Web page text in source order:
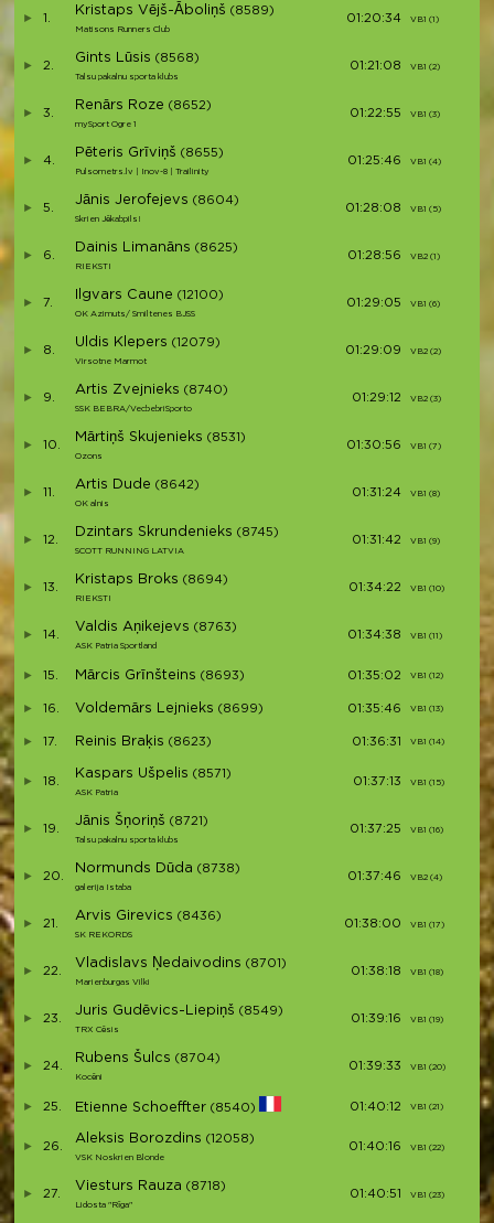
1.
Kristaps Vējš-Āboliņš (8589)
Matisons Runners Club
01:20:34 VB1 (1)
2.
Gints Lūsis (8568)
Talsu pakalnu sporta klubs
01:21:08 VB1 (2)
3.
Renārs Roze (8652)
mySport Ogre 1
01:22:55 VB1 (3)
4.
Pēteris Grīviņš (8655)
Pulsometrs.lv | Inov-8 | Trailinity
01:25:46 VB1 (4)
5.
Jānis Jerofejevs (8604)
Skrien Jēkabpils!
01:28:08 VB1 (5)
6.
Dainis Limanāns (8625)
RIEKSTI
01:28:56 VB2 (1)
7.
Ilgvars Caune (12100)
OK Azimuts/ Smiltenes BJSS
01:29:05 VB1 (6)
8.
Uldis Klepers (12079)
Virsotne Marmot
01:29:09 VB2 (2)
9.
Artis Zvejnieks (8740)
SSK BEBRA/VecbebriSporto
01:29:12 VB2 (3)
10.
Mārtiņš Skujenieks (8531)
Ozons
01:30:56 VB1 (7)
11.
Artis Dude (8642)
OK alnis
01:31:24 VB1 (8)
12.
Dzintars Skrundenieks (8745)
SCOTT RUNNING LATVIA
01:31:42 VB1 (9)
13.
Kristaps Broks (8694)
RIEKSTI
01:34:22 VB1 (10)
14.
Valdis Aņikejevs (8763)
ASK Patria Sportland
01:34:38 VB1 (11)
15. Mārcis Grīnšteins (8693) 01:35:02 VB1 (12)
16. Voldemārs Lejnieks (8699) 01:35:46 VB1 (13)
17. Reinis Braķis (8623) 01:36:31 VB1 (14)
18.
Kaspars Ušpelis (8571)
ASK Patria
01:37:13 VB1 (15)
19.
Jānis Šņoriņš (8721)
Talsu pakalnu sporta klubs
01:37:25 VB1 (16)
20.
Normunds Dūda (8738)
galerija Istaba
01:37:46 VB2 (4)
21.
Arvis Girevics (8436)
SK REKORDS
01:38:00 VB1 (17)
22.
Vladislavs Ņedaivodins (8701)
Marienburgas Vilki
01:38:18 VB1 (18)
23.
Juris Gudēvics-Liepiņš (8549)
TRX Cēsis
01:39:16 VB1 (19)
24.
Rubens Šulcs (8704)
Kocēni
01:39:33 VB1 (20)
25. Etienne Schoeffter (8540) 01:40:12 VB1 (21)
26.
Aleksis Borozdins (12058)
VSK Noskrien Blonde
01:40:16 VB1 (22)
27.
Viesturs Rauza (8718)
Lidosta "Rīga"
01:40:51 VB1 (23)